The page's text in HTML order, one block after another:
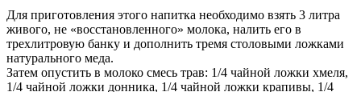
Для приготовления этого напитка необходимо взять 3 литра
живого, не «восстановленного» молока, налить его в
трехлитровую банку и дополнить тремя столовыми ложками
натурального меда.
Затем опустить в молоко смесь трав: 1/4 чайной ложки хмеля,
1/4 чайной ложки донника, 1/4 чайной ложки крапивы, 1/4